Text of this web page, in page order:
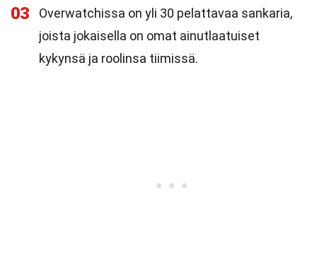
03
Overwatchissa on yli 30 pelattavaa sankaria,
joista jokaisella on omat ainutlaatuiset
kykynsä ja roolinsa tiimissä.